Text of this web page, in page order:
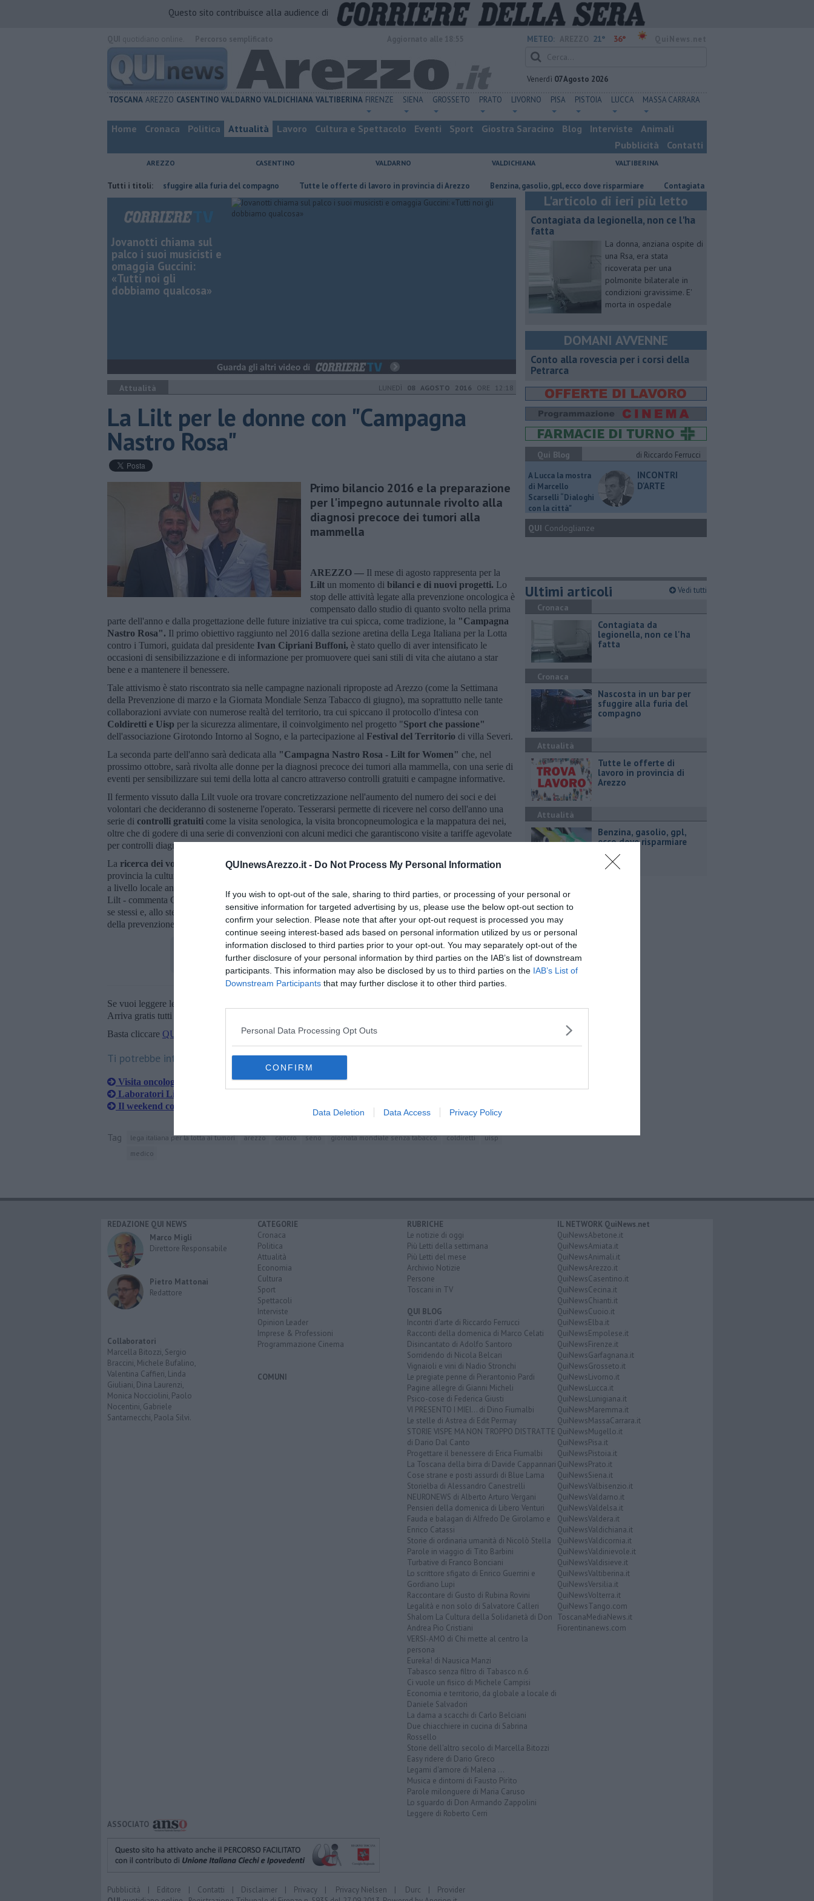
QUInewsArezzo.it - Do Not Process My Personal Information
If you wish to opt-out of the sale, sharing to third parties, or processing of your personal or
sensitive information for targeted advertising by us, please use the below opt-out section to
confirm your selection. Please note that after your opt-out request is processed you may
continue seeing interest-based ads based on personal information utilized by us or personal
information disclosed to third parties prior to your opt-out. You may separately opt-out of the
further disclosure of your personal information by third parties on the IAB’s list of downstream
participants. This information may also be disclosed by us to third parties on the IAB’s List of
Downstream Participants that may further disclose it to other third parties.
Personal Data Processing Opt Outs
CONFIRM
Data Deletion Data Access Privacy Policy
Questo sito contribuisce alla audience di
METEO: 21° 36°
Venerdì 07 Agosto 2026
TOSCANA AREZZO CASENTINO VALDARNO VALDICHIANA VALTIBERINA FIRENZE SIENA GROSSETO PRATO LIVORNO PISA PISTOIA LUCCA MASSA CARRARA
Home Cronaca Politica Attualità Lavoro Cultura e Spettacolo Eventi Sport Giostra Saracino Blog Interviste
Animali
Pubblicità
Contatti
AREZZO CASENTINO VALDARNO VALDICHIANA VALTIBERINA
Tutti i titoli:
Nascosta in un bar per sfuggire alla furia del compagno ​Tutte le offerte di lavoro in provincia di Arezzo ​Benzina, gasolio, gpl, ecco dove risparmiare Contagiata da legionella, non ce l'ha fatta
Jovanotti chiama sul
palco i suoi musicisti e
omaggia Guccini:
«Tutti noi gli
dobbiamo qualcosa»
Attualità LUNEDÌ 08 AGOSTO 2016 ORE 12:18
La Lilt per le donne con "Campagna
Nastro Rosa"
Primo bilancio 2016 e la preparazione
per l'impegno autunnale rivolto alla
diagnosi precoce dei tumori alla
mammella
AREZZO — Il mese di agosto rappresenta per la
Lilt un momento di bilanci e di nuovi progetti. Lo
stop delle attività legate alla prevenzione oncologica è
compensato dallo studio di quanto svolto nella prima
parte dell'anno e dalla progettazione delle future iniziative tra cui spicca, come tradizione, la "Campagna
Nastro Rosa". Il primo obiettivo raggiunto nel 2016 dalla sezione aretina della Lega Italiana per la Lotta
contro i Tumori, guidata dal presidente Ivan Cipriani Buffoni, è stato quello di aver intensificato le
occasioni di sensibilizzazione e di informazione per promuovere quei sani stili di vita che aiutano a star
bene e a mantenere il benessere.
Tale attivismo è stato riscontrato sia nelle campagne nazionali riproposte ad Arezzo (come la Settimana
della Prevenzione di marzo e la Giornata Mondiale Senza Tabacco di giugno), ma soprattutto nelle tante
collaborazioni avviate con numerose realtà del territorio, tra cui spiccano il protocollo d'intesa con
Coldiretti e Uisp per la sicurezza alimentare, il coinvolgimento nel progetto "Sport che passione"
dell'associazione Girotondo Intorno al Sogno, e la partecipazione al Festival del Territorio di villa Severi.
La seconda parte dell'anno sarà dedicata alla "Campagna Nastro Rosa - Lilt for Women" che, nel
prossimo ottobre, sarà rivolta alle donne per la diagnosi precoce dei tumori alla mammella, con una serie di
eventi per sensibilizzare sui temi della lotta al cancro attraverso controlli gratuiti e campagne informative.
Il fermento vissuto dalla Lilt vuole ora trovare concretizzazione nell'aumento del numero dei soci e dei
volontari che decideranno di sostenerne l'operato. Tesserarsi permette di ricevere nel corso dell'anno una
serie di controlli gratuiti come la visita senologica, la visita broncopneumologica e la mappatura dei nei,
oltre che di godere di una serie di convenzioni con alcuni medici che garantiscono visite a tariffe agevolate
per controlli diagnostici e specialistici in tutti gli ambiti sanitari.
La ricerca dei volontari
, invece, rappresenta il mezzo per diffondere nelle piazze della città e della
provincia la cultura della prevenzione, mantenendo in vita le iniziative nazionali e organizzandone di nuove
a livello locale anche attraverso l'ormai prossima inaugurazione dell'unità mobile della Lilt. «Sostenere la
Lilt - commenta Cipriani Buffoni - significa assumere corretti stili di vita che permettono di far del bene a
se stessi e, allo stesso tempo, di far del bene agli altri con un aiuto concreto alla diffusione della cultura
della prevenzione tra sempre più persone».
Se vuoi leggere le notizie principali della Toscana iscriviti alla
Arriva gratis tutti i giorni alle 20:00 direttamente nella tua casella di posta.
Basta cliccare QUI
Ti potrebbe interessare anche:
Visita oncologica gratis per pensionati Coldiretti
Laboratori Lilt e improvvisazione teatrale
Il weekend con il Festival del territorio
Tag lega italiana per la lotta ai tumori arezzo cancro seno giornata mondiale senza tabacco coldiretti
uisp
medico
L'articolo di ieri più letto
Contagiata da legionella, non ce l'ha
fatta
La donna, anziana ospite di
una Rsa, era stata
ricoverata per una
polmonite bilaterale in
condizioni gravissime. E'
morta in ospedale
DOMANI AVVENNE
​Conto alla rovescia per i corsi della
Petrarca
Qui Blog
di Riccardo Ferrucci
A Lucca la mostra
di Marcello
Scarselli “Dialoghi
con la città"
INCONTRI
D'ARTE
QUI Condoglianze
Ultimi articoli Vedi tutti
Cronaca
Contagiata da
legionella, non ce l'ha
fatta
Cronaca
Nascosta in un bar per
sfuggire alla furia del
compagno
Attualità
​Tutte le offerte di
lavoro in provincia di
Arezzo
Attualità
​Benzina, gasolio, gpl,
ecco dove risparmiare
REDAZIONE QUI NEWS
Marco Migli
Direttore Responsabile
Pietro Mattonai
Redattore
Collaboratori
Marcella Bitozzi, Sergio
Braccini, Michele Bufalino,
Valentina Caffieri, Linda
Giuliani, Dina Laurenzi,
Monica Nocciolini, Paolo
Nocentini, Gabriele
Santarnecchi, Paola Silvi.
CATEGORIE
Cronaca
Politica
Attualità
Economia
Cultura
Sport
Spettacoli
Interviste
Opinion Leader
Imprese & Professioni
Programmazione Cinema
COMUNI
RUBRICHE
Le notizie di oggi
Più Letti della settimana
Più Letti del mese
Archivio Notizie
Persone
Toscani in TV
QUI BLOG
Incontri d'arte di Riccardo Ferrucci
Racconti della domenica di Marco Celati
Disincantato di Adolfo Santoro
Sorridendo di Nicola Belcari
Vignaioli e vini di Nadio Stronchi
Le pregiate penne di Pierantonio Pardi
Pagine allegre di Gianni Micheli
Psico-cose di Federica Giusti
VI PRESENTO I MIEI... di Dino Fiumalbi
Le stelle di Astrea di Edit Permay
STORIE VISPE MA NON TROPPO DISTRATTE
di Dario Dal Canto
Progettare il benessere di Erica Fiumalbi
La Toscana della birra di Davide Cappannari
Cose strane e posti assurdi di Blue Lama
Storielba di Alessandro Canestrelli
NEURONEWS di Alberto Arturo Vergani
Pensieri della domenica di Libero Venturi
Fauda e balagan di Alfredo De Girolamo e
Enrico Catassi
Storie di ordinaria umanità di Nicolò Stella
Parole in viaggio di Tito Barbini
Turbative di Franco Bonciani
Lo scrittore sfigato di Enrico Guerrini e
Gordiano Lupi
Raccontare di Gusto di Rubina Rovini
Legalità e non solo di Salvatore Calleri
Shalom La Cultura della Solidarietà di Don
Andrea Pio Cristiani
VERSI-AMO di Chi mette al centro la
persona
Eureka! di Nausica Manzi
Tabasco senza filtro di Tabasco n.6
Ci vuole un fisico di Michele Campisi
Economia e territorio, da globale a locale di
Daniele Salvadori
La dama a scacchi di Carlo Belciani
Due chiacchiere in cucina di Sabrina
Rossello
Storie dell'altro secolo di Marcella Bitozzi
Easy ridere di Dario Greco
Legami d'amore di Malena ...
Musica e dintorni di Fausto Pirìto
Parole milonguere di Maria Caruso
Lo sguardo di Don Armando Zappolini
Leggere di Roberto Cerri
IL NETWORK QuiNews.net
QuiNewsAbetone.it
QuiNewsAmiata.it
QuiNewsAnimali.it
QuiNewsArezzo.it
QuiNewsCasentino.it
QuiNewsCecina.it
QuiNewsChianti.it
QuiNewsCuoio.it
QuiNewsElba.it
QuiNewsEmpolese.it
QuiNewsFirenze.it
QuiNewsGarfagnana.it
QuiNewsGrosseto.it
QuiNewsLivorno.it
QuiNewsLucca.it
QuiNewsLunigiana.it
QuiNewsMaremma.it
QuiNewsMassaCarrara.it
QuiNewsMugello.it
QuiNewsPisa.it
QuiNewsPistoia.it
QuiNewsPrato.it
QuiNewsSiena.it
QuiNewsValbisenzio.it
QuiNewsValdarno.it
QuiNewsValdelsa.it
QuiNewsValdera.it
QuiNewsValdichiana.it
QuiNewsValdicornia.it
QuiNewsValdinievole.it
QuiNewsValdisieve.it
QuiNewsValtiberina.it
QuiNewsVersilia.it
QuiNewsVolterra.it
QuiNewsTango.com
ToscanaMediaNews.it
Fiorentinanews.com
ASSOCIATO
Pubblicità | Editore | Contatti | Disclaimer | Privacy | Privacy Nielsen | Durc | Provider